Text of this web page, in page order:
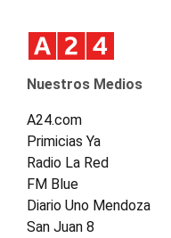
Nuestros Medios
A24.com
Primicias Ya
Radio La Red
FM Blue
Diario Uno Mendoza
San Juan 8